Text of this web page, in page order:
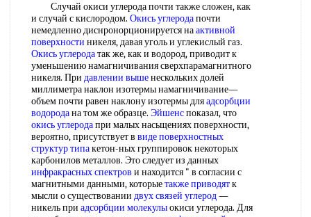
Случай окиси углерода почти также сложен, как
и случай с кислородом. Окись углеродапочти
немедленно диснронорционируется наактивной
поверхности никеля, давая уголь и углекислый газ.
Окись углеродатак же, как и водород, приводит к
уменьшению намагничивания сверхпарамагнитного
никеля. При давлении вышенескольких долей
миллиметра наклон изотермы намагничивание—
объем почти равен наклону изотермы дляадсорбции
водородана том же образце. Эйшенспоказал, что
окись углеродапри малых насьщениях поверхности,
вероятно, присутствует в виде поверхностных
структур типакетон-ных группировок некоторых
карбонилов металлов. Это следует из данных
инфракрасных спектров и находится " в согласии с
магнитными данными, которыетакже приводятк
мысли о существовании двухсвязей углерод—
никель при адсорбции молекулыокиси углерода. Для